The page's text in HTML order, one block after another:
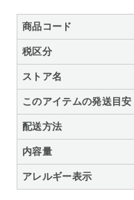
商品コード
税区分
ストア名
このアイテムの発送目安
配送方法
内容量
アレルギー表示